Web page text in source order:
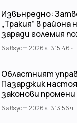
Извънредно:
„Тракия“ в района
заради големия
6 август 2026 г. в 15:46 ч.
Областният
Пазарджик
законови
от наводнения
6 август 2026 г. в 13:56 ч.